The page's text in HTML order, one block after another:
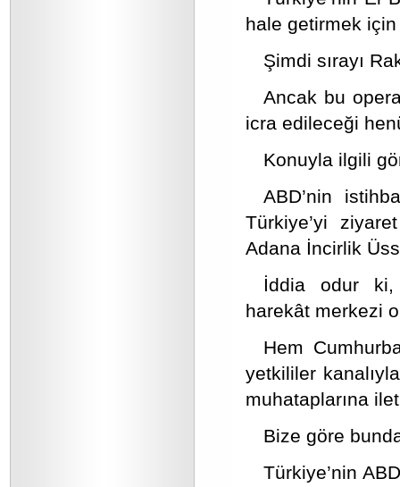
hale getirmek
Şimdi sırayı
Ancak bu
icra edileceği
Konuyla ilgili
ABD’nin
Türkiye’yi
Adana İncirlik
İddia odur ki,
harekât merkezi
Hem
yetkililer
muhataplarına
Bize göre
Türkiye’nin